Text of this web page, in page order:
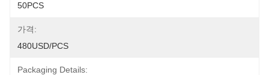
50PCS
가격:
480USD/PCS
Packaging Details: